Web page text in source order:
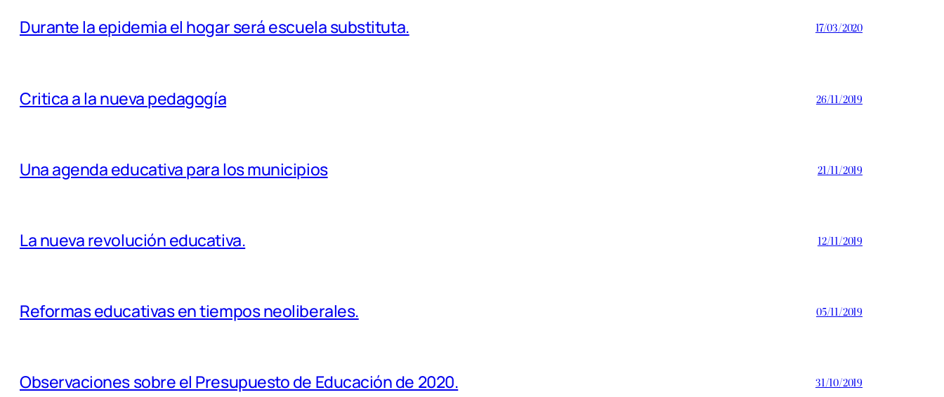
Durante la epidemia el hogar será escuela substituta. 17/03/2020
Critica a la nueva pedagogía 26/11/2019
Una agenda educativa para los municipios 21/11/2019
La nueva revolución educativa. 12/11/2019
Reformas educativas en tiempos neoliberales. 05/11/2019
Observaciones sobre el Presupuesto de Educación de 2020. 31/10/2019